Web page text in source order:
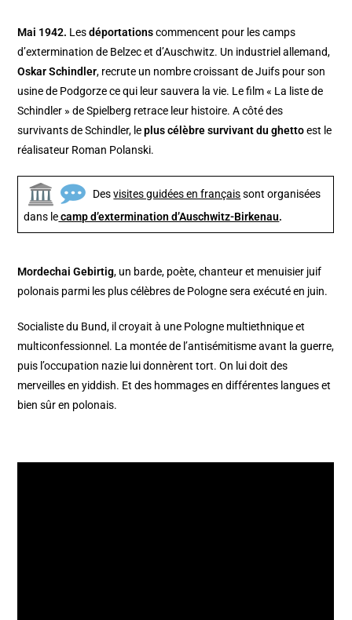
Mai 1942. Lesdéportationscommencent pour les camps
d’extermination de Belzec et d’Auschwitz. Un industriel allemand,
Oskar Schindler, recrute un nombre croissant de Juifs pour son
usine de Podgorze ce qui leur sauvera la vie. Le film « La liste de
Schindler » de Spielberg retrace leur histoire. A côté des
survivants de Schindler, leplus célèbre survivant du ghettoest le
réalisateur Roman Polanski.
Desvisites guidées en françaissont organisées
dans lecamp d’extermination d’Auschwitz-Birkenau.
Mordechai Gebirtig, un barde, poète, chanteur et menuisier juif
polonais parmi les plus célèbres de Pologne sera exécuté en juin.
Socialiste du Bund, il croyait à une Pologne multiethnique et
multiconfessionnel. La montée de l’antisémitisme avant la guerre,
puis l’occupation nazie lui donnèrent tort. On lui doit des
merveilles en yiddish. Et des hommages en différentes langues et
bien sûr en polonais.